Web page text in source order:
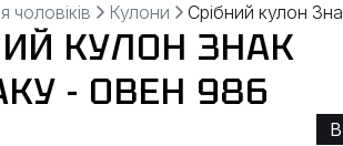
чоловіків Кулони Срібний кулон
КУЛОН ЗНАК
- ОВЕН 986